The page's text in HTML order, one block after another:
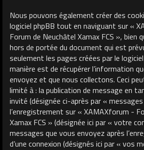
Nous pouvons également créer des
logiciel phpBB tout en naviguant sur «
Forum de Neuchâtel Xamax FCS », bien
hors de portée du document qui est
seulement les pages créées par le
manière est de récupérer l’information
envoyez et que nous collectons. Ceci
limité à : la publication de message en
invité (désignée ci-après par «
l’enregistrement sur « XAMAXforum -
Xamax FCS » (désignée ici par « votre
messages que vous envoyez après
d’une connexion (désignés ici par « vos